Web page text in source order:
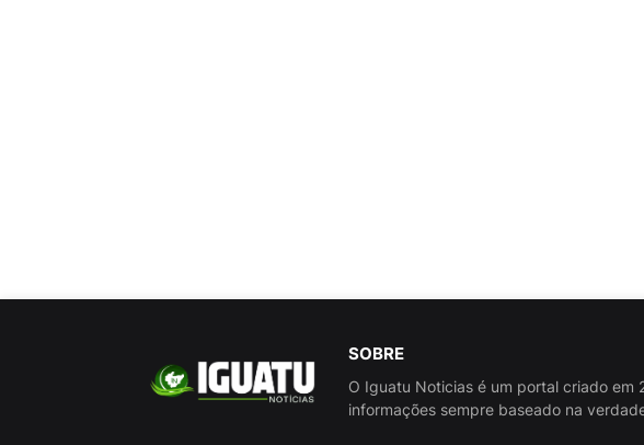
SOBRE
O Iguatu Noticias é um portal criado
informações sempre baseado na